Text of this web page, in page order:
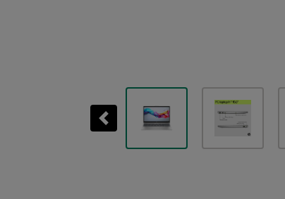
Previous